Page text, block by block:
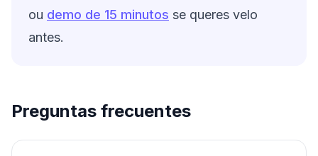
ou demo de 15 minutos se queres velo
antes.
Preguntas frecuentes